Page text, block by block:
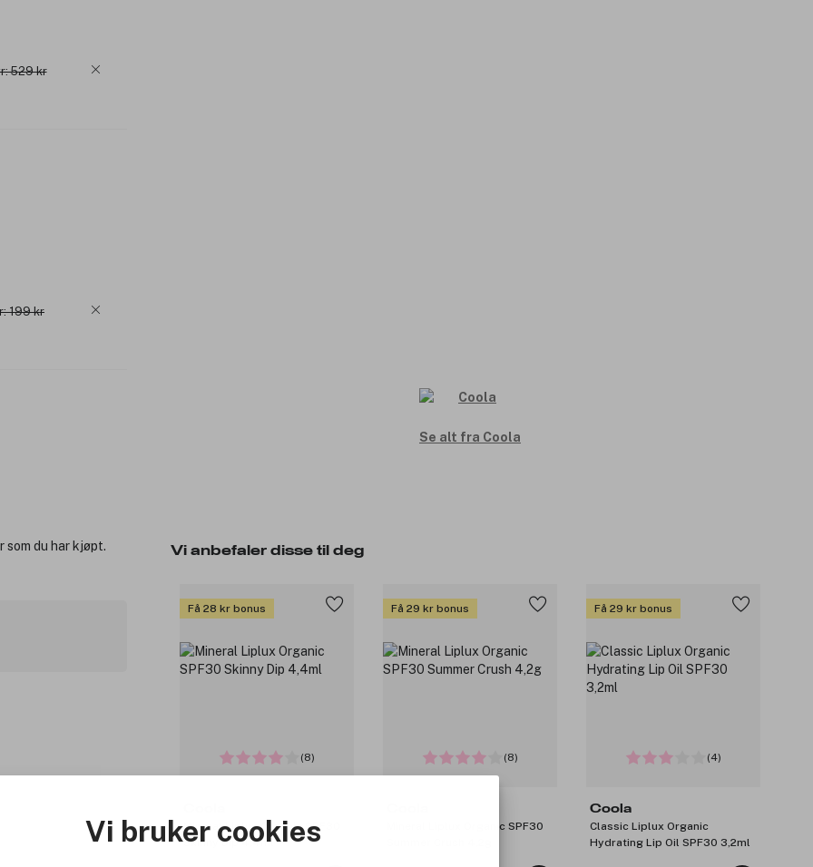
Vi bruker cookies
529 kr
199 kr
Se alt fra Coola
Vi anbefaler disse til deg
Få 28 kr bonus
(8)
Mineral Liplux Organic SPF30
Skinny Dip 4,4ml
Få 29 kr bonus
(8)
Mineral Liplux Organic SPF30
Få 29 kr bonus
(4)
Coola
Classic Liplux Organic
Hydrating Lip Oil SPF30 3,2ml
du har kjøpt.